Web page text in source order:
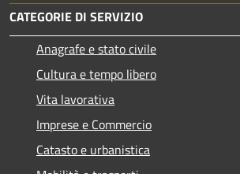
CATEGORIE DI SERVIZIO
Anagrafe e stato civile
Cultura e tempo libero
Vita lavorativa
Imprese e Commercio
Catasto e urbanistica